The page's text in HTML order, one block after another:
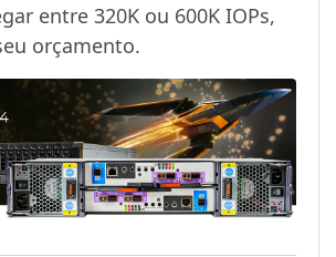
entre 320K ou 600K IOPs,
orçamento.